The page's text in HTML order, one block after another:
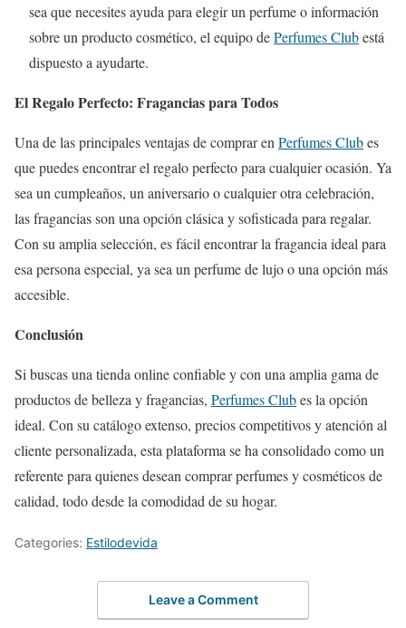
sea que necesites ayuda para elegir un perfume o información
sobre un producto cosmético, el equipo dePerfumes Clubestá
dispuesto a ayudarte.
El Regalo Perfecto: Fragancias para Todos
Una de las principales ventajas de comprar en Perfumes Clubes
que puedes encontrar el regalo perfecto para cualquier ocasión. Ya
sea un cumpleaños, un aniversario o cualquier otra celebración,
las fragancias son una opción clásica y sofisticada para regalar.
Con su amplia selección, es fácil encontrar la fragancia ideal para
esa persona especial, ya sea un perfume de lujo o una opción más
accesible.
Conclusión
Si buscas una tienda online confiable y con una amplia gama de
productos de belleza y fragancias, Perfumes Clubes la opción
ideal. Con su catálogo extenso, precios competitivos y atención al
cliente personalizada, esta plataforma se ha consolidado como un
referente para quienes desean comprar perfumes y cosméticos de
calidad, todo desde la comodidad de su hogar.
Categories: Estilodevida
Leave a Comment